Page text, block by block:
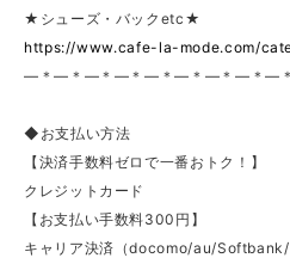
★シューズ・バックetc★
https://www.cafe-la-mode.com/
—＊—＊—＊—＊—＊—＊—＊—＊—
◆お支払い方法
【決済手数料ゼロで一番おトク！】
クレジットカード
【お支払い手数料300円】
キャリア決済（docomo/au/Softbank/